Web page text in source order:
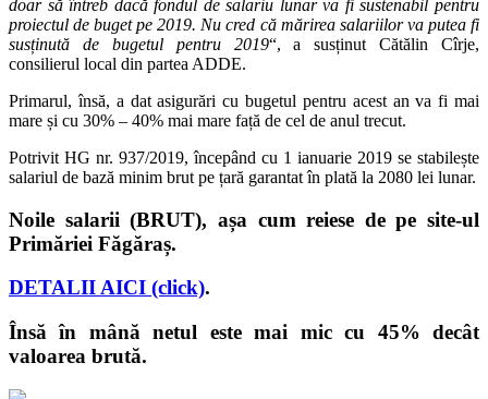
doar să întreb dacă fondul de salariu lunar va fi sustenabil pentru
proiectul de buget pe 2019. Nu cred că mărirea salariilor va putea fi
susținută de bugetul pentru 2019“, a susținut Cătălin Cîrje,
consilierul local din partea ADDE.
Primarul, însă, a dat asigurări cu bugetul pentru acest an va fi mai
mare și cu 30% – 40% mai mare față de cel de anul trecut.
Potrivit HG nr. 937/2019, începând cu 1 ianuarie 2019 se stabilește
salariul de bază minim brut pe țară garantat în plată la 2080 lei lunar.
Noile salarii (BRUT), așa cum reiese de pe site-ul
Primăriei Făgăraș.
DETALII AICI (click).
Însă în mână netul este mai mic cu 45% decât
valoarea brută.